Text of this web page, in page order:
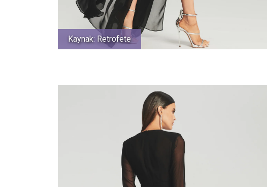
Kaynak: Retrofete